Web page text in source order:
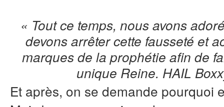
« Tout ce temps, nous avons
devons arrêter cette fausseté et
marques de la prophétie afin de
unique Reine. HAIL
Et après, on se demande pourquoi